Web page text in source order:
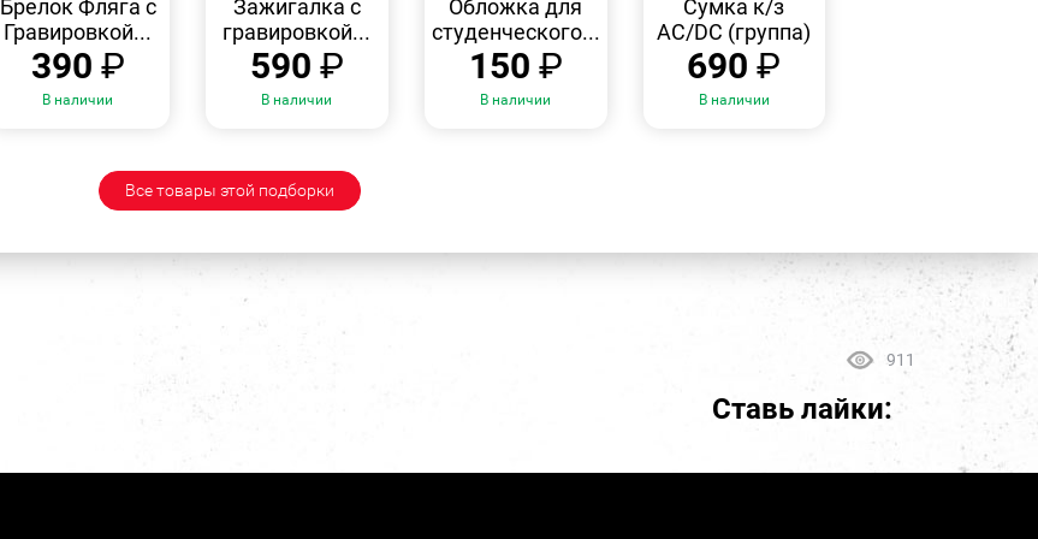
Брелок Фляга с
Гравировкой...
390 ₽
В наличии
Зажигалка с
гравировкой...
590 ₽
В наличии
Обложка для
студенческого...
150 ₽
В наличии
Сумка к/з
AC/DC (группа)
690₽
В наличии
Все товары этой подборки
911
Ставь лайки: